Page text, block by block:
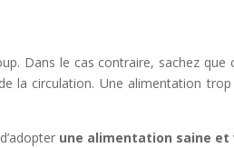
le cas contraire, sachez que
la circulation. Une alimentation
une alimentation saine et